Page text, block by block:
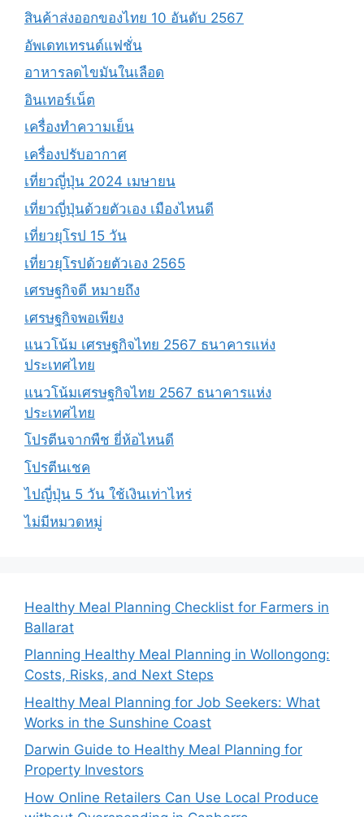
สินค้าส่งออกของไทย 10 อันดับ 2567
อัพเดทเทรนด์แฟชั่น
อาหารลดไขมันในเลือด
อินเทอร์เน็ต
เครื่องทำความเย็น
เครื่องปรับอากาศ
เที่ยวญี่ปุ่น 2024 เมษายน
เที่ยวญี่ปุ่นด้วยตัวเอง เมืองไหนดี
เที่ยวยุโรป 15 วัน
เที่ยวยุโรปด้วยตัวเอง 2565
เศรษฐกิจดี หมายถึง
เศรษฐกิจพอเพียง
แนวโน้ม เศรษฐกิจไทย 2567 ธนาคารแห่ง
ประเทศไทย
แนวโน้มเศรษฐกิจไทย 2567 ธนาคารแห่ง
ประเทศไทย
โปรตีนจากพืช ยี่ห้อไหนดี
โปรตีนเชค
ไปญี่ปุ่น 5 วัน ใช้เงินเท่าไหร่
ไม่มีหมวดหมู่
Healthy Meal Planning Checklist for Farmers in
Ballarat
Planning Healthy Meal Planning in Wollongong:
Costs, Risks, and Next Steps
Healthy Meal Planning for Job Seekers: What
Works in the Sunshine Coast
Darwin Guide to Healthy Meal Planning for
Property Investors
How Online Retailers Can Use Local Produce